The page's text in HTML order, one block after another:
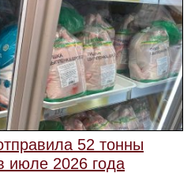
52 тонны
июле 2026 года